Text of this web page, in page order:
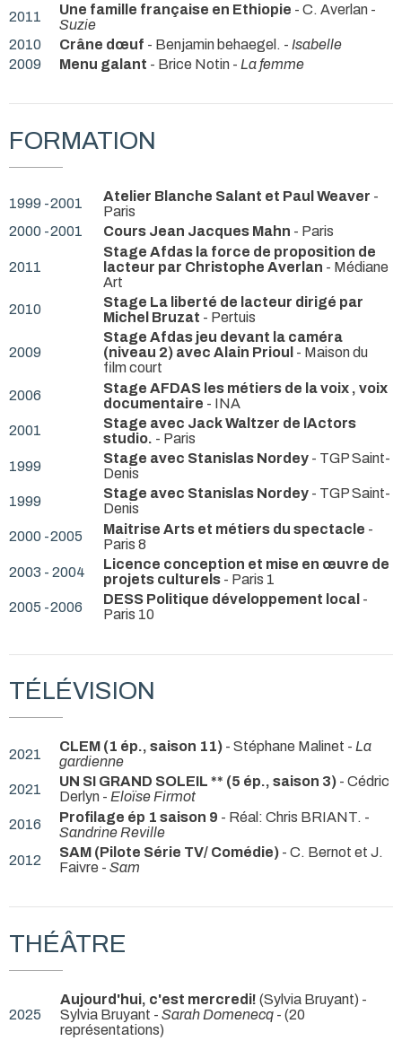
2011
Une famille française en Ethiopie - C. Averlan -
Suzie
2010
Crâne dœuf - Benjamin behaegel. - Isabelle
2009
Menu galant - Brice Notin - La femme
FORMATION
1999 -2001 Atelier Blanche Salant et Paul Weaver -
Paris
2000 -2001
Cours Jean Jacques Mahn - Paris
2011
Stage Afdas la force de proposition de
lacteur par Christophe Averlan - Médiane
Art
2010
Stage La liberté de lacteur dirigé par
Michel Bruzat - Pertuis
2009
Stage Afdas jeu devant la caméra
(niveau 2) avec Alain Prioul - Maison du
film court
2006
Stage AFDAS les métiers de la voix , voix
documentaire - INA
2001
Stage avec Jack Waltzer de lActors
studio. - Paris
1999
Stage avec Stanislas Nordey - TGP Saint-
Denis
1999
Stage avec Stanislas Nordey - TGP Saint-
Denis
2000 -2005
Maitrise Arts et métiers du spectacle -
Paris 8
2003 - 2004
Licence conception et mise en œuvre de
projets culturels - Paris 1
2005 -2006
DESS Politique développement local -
Paris 10
TÉLÉVISION
2021 CLEM (1 ép., saison 11) - Stéphane Malinet - La
gardienne
2021
UN SI GRAND SOLEIL ** (5 ép., saison 3) - Cédric
Derlyn - Eloïse Firmot
2016
Profilage ép 1 saison 9 - Réal: Chris BRIANT. -
Sandrine Reville
2012
SAM (Pilote Série TV/ Comédie) - C. Bernot et J.
Faivre - Sam
THÉÂTRE
2025
Aujourd'hui, c'est mercredi! (Sylvia Bruyant) -
Sylvia Bruyant - Sarah Domenecq - (20
représentations)